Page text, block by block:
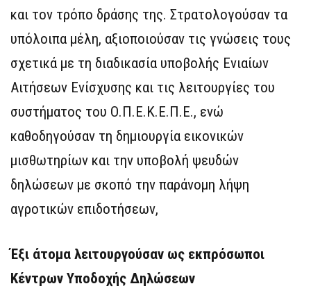
και τον τρόπο δράσης της. Στρατολογούσαν τα
υπόλοιπα μέλη, αξιοποιούσαν τις γνώσεις τους
σχετικά με τη διαδικασία υποβολής Ενιαίων
Αιτήσεων Ενίσχυσης και τις λειτουργίες του
συστήματος του Ο.Π.Ε.Κ.Ε.Π.Ε., ενώ
καθοδηγούσαν τη δημιουργία εικονικών
μισθωτηρίων και την υποβολή ψευδών
δηλώσεων με σκοπό την παράνομη λήψη
αγροτικών επιδοτήσεων,
Έξι άτομα λειτουργούσαν ως εκπρόσωποι
Κέντρων Υποδοχής Δηλώσεων